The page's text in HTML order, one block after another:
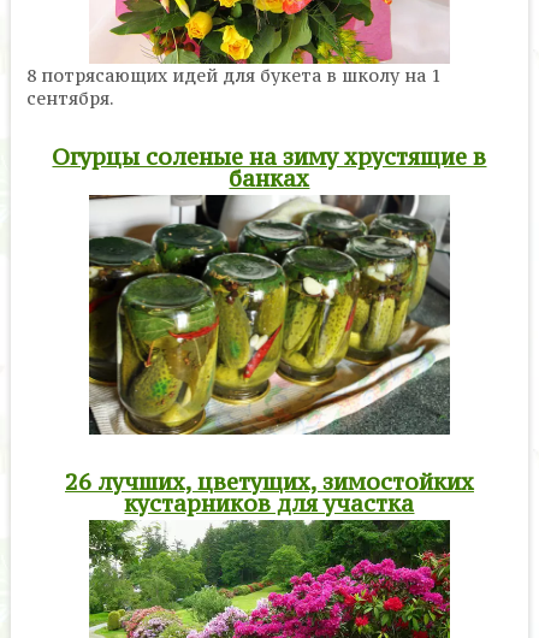
8 потрясающих идей для букета в школу на 1
сентября.
Огурцы соленые на зиму хрустящие в
банках
26 лучших, цветущих, зимостойких
кустарников для участка